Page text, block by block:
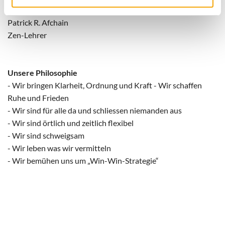
Patrick R. Afchain
Zen-Lehrer
Unsere Philosophie
- Wir bringen Klarheit, Ordnung und Kraft - Wir schaffen
Ruhe und Frieden
- Wir sind für alle da und schliessen niemanden aus
- Wir sind örtlich und zeitlich flexibel
- Wir sind schweigsam
- Wir leben was wir vermitteln
- Wir bemühen uns um „Win-Win-Strategie“